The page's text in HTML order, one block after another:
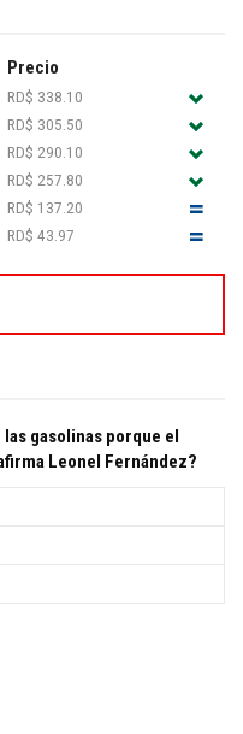
Precio
RD$ 338.10
RD$ 305.50
RD$ 290.10
RD$ 257.80
RD$ 137.20
RD$ 43.97
gasolinas porque el
Leonel Fernández?